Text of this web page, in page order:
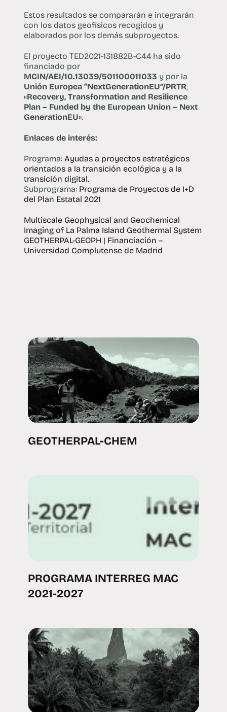
Estos resultados se compararán e integrarán
con los datos geofísicos recogidos y
elaborados por los demás subproyectos.
El proyecto TED2021-131882B-C44 ha sido
financiado por
MCIN/AEI/10.13039/501100011033 y por la
Unión Europea “NextGenerationEU”/PRTR,
«Recovery, Transformation and Resilience
Plan – Funded by the European Union – Next
GenerationEU».
Enlaces de interés:
Programa: Ayudas a proyectos estratégicos
orientados a la transición ecológica y a la
transición digital.
Subprograma: Programa de Proyectos de I+D
del Plan Estatal 2021
Multiscale Geophysical and Geochemical
Imaging of La Palma Island Geothermal System
GEOTHERPAL-GEOPH | Financiación –
Universidad Complutense de Madrid
GEOTHERPAL-CHEM
PROGRAMA INTERREG MAC
2021-2027